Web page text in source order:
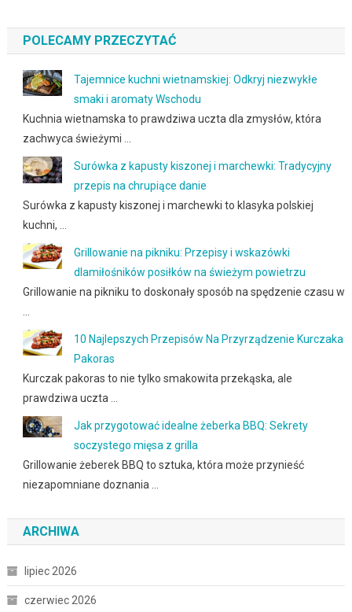
POLECAMY PRZECZYTAĆ
Tajemnice kuchni wietnamskiej: Odkryj niezwykłe
smaki i aromaty Wschodu
Kuchnia wietnamska to prawdziwa uczta dla zmysłów, która
zachwyca świeżymi …
Surówka z kapusty kiszonej i marchewki: Tradycyjny
przepis na chrupiące danie
Surówka z kapusty kiszonej i marchewki to klasyka polskiej
kuchni, …
Grillowanie na pikniku: Przepisy i wskazówki
dlamiłośników posiłków na świeżym powietrzu
Grillowanie na pikniku to doskonały sposób na spędzenie czasu w
10 Najlepszych Przepisów Na Przyrządzenie Kurczaka
Pakoras
Kurczak pakoras to nie tylko smakowita przekąska, ale
prawdziwa uczta …
Jak przygotować idealne żeberka BBQ: Sekrety
soczystego mięsa z grilla
Grillowanie żeberek BBQ to sztuka, która może przynieść
niezapomniane doznania …
ARCHIWA
lipiec 2026
czerwiec 2026